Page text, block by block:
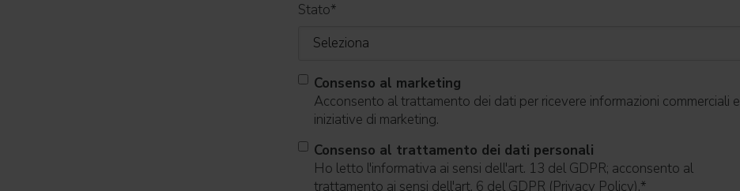
Stato*
Consenso al marketing
Acconsento al trattamento dei dati per ricevere informazioni commerciali e
iniziative di marketing.
Consenso al trattamento dei dati personali
Ho letto l'informativa ai sensi dell'art. 13 del GDPR; acconsento al
trattamento ai sensi dell'art. 6 del GDPR (Privacy Policy).*